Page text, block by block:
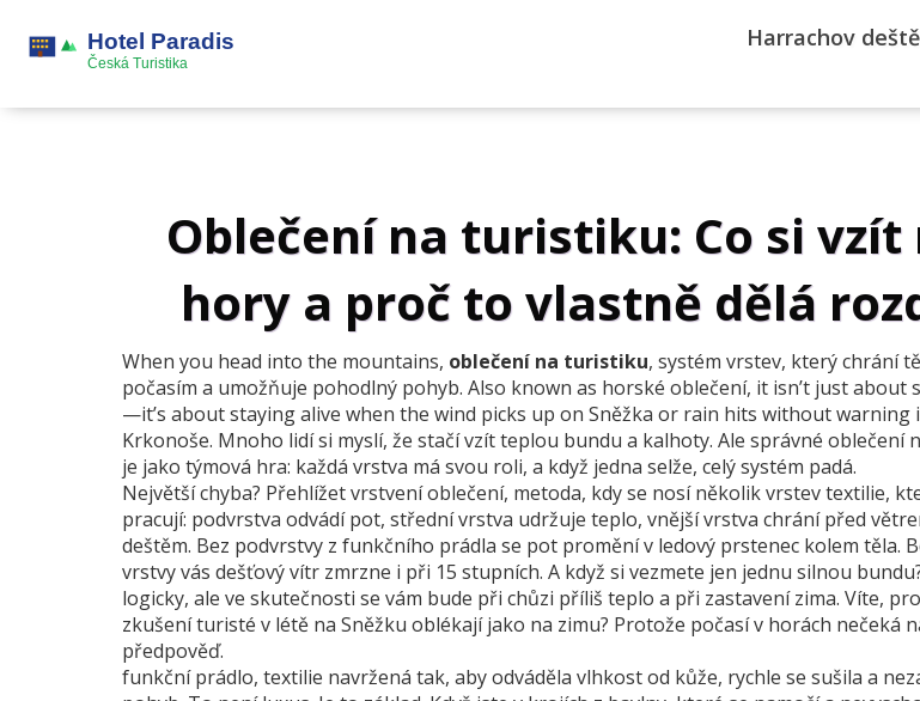
Harrachov deště
Oblečení na turistiku: Co si vzít
hory a proč to vlastně dělá
When you head into the mountains, oblečení na turistiku, systém vrstev, který chrání
počasím a umožňuje pohodlný pohyb. Also known as horské oblečení, it isn’t just about
—it’s about staying alive when the wind picks up on Sněžka or rain hits without warning
Krkonoše. Mnoho lidí si myslí, že stačí vzít teplou bundu a kalhoty. Ale správné oblečení
je jako týmová hra: každá vrstva má svou roli, a když jedna selže, celý systém padá.
Největší chyba? Přehlížetvrstvení oblečení, metoda, kdy se nosí několik vrstev textilie,
pracují: podvrstva odvádí pot, střední vrstva udržuje teplo, vnější vrstva chrání před
deštěm. Bez podvrstvy z funkčního prádla se pot promění v ledový prstenec kolem těla.
vrstvy vás dešťový vítr zmrzne i při 15 stupních. A když si vezmete jen jednu silnou
logicky, ale ve skutečnosti se vám bude při chůzi příliš teplo a při zastavení zima. Víte,
zkušení turisté v létě na Sněžku oblékají jako na zimu? Protože počasí v horách nečeká
předpověď.
funkční prádlo, textilie navržená tak, aby odváděla vlhkost od kůže, rychle se sušila a